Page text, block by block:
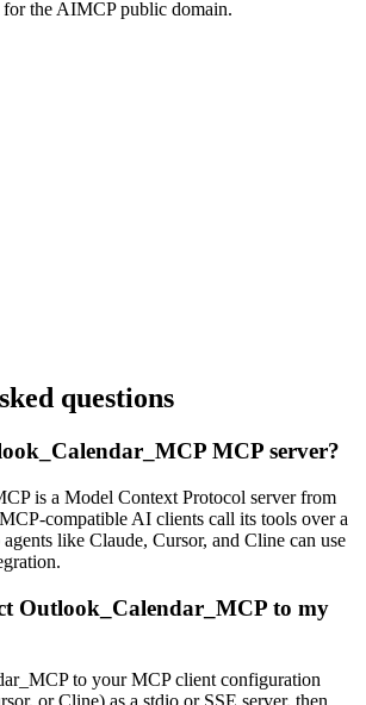
the AIMCP public domain.
questions
MCP server?
is a Model Context Protocol server from
compatible AI clients call its tools over a
like Claude, Cursor, and Cline can use
Outlook_Calendar_MCP to my
to your MCP client configuration